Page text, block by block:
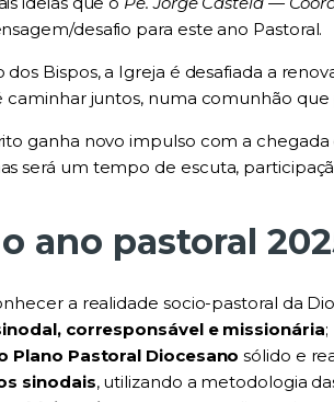
desafio para este ano Pastoral.
Bispos, a Igreja é desafiada a
juntos, numa comunhão que
ganha novo impulso com a
será um tempo de escuta,
ano pastoral
a realidade socio-pastoral da
corresponsável e missionária;
Plano Pastoral Diocesano sólido e
sinodais, utilizando a metodologia